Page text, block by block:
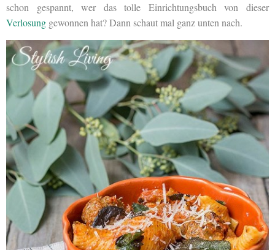
schon gespannt, wer das tolle Einrichtungsbuch von dieser
Verlosung gewonnen hat? Dann schaut mal ganz unten nach.